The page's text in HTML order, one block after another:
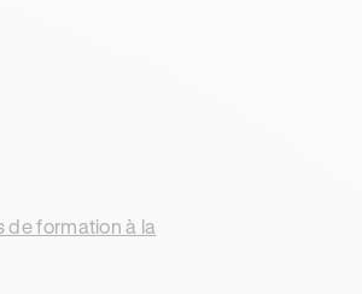
formation à la